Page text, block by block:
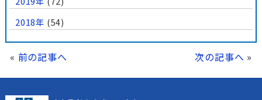
2018年 (54)
« 前の記事へ 次の記事へ »